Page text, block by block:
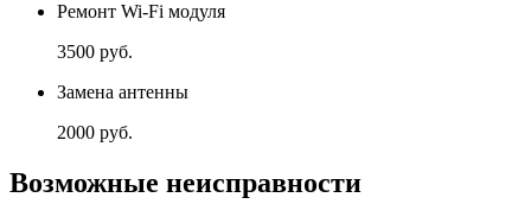
Ремонт Wi-Fi модуля
3500 руб.
Замена антенны
2000 руб.
Возможные неисправности